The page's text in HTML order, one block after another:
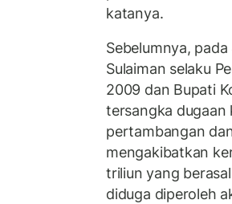
katanya.
Sebelumnya,
Sulaiman selaku
2009 dan Bupati
tersangka dugaan
pertambangan
mengakibatkan
triliun yang
diduga diperoleh